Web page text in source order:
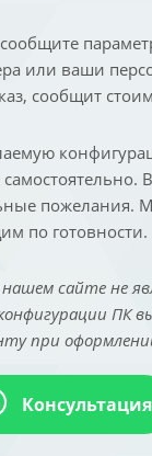
или ваши
сообщит
пожелания.
по готовности.
сайте не
ПК
при
Консультация